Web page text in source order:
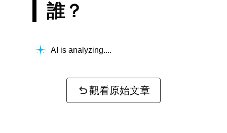
誰？
AI is analyzing...
觀看原始文章